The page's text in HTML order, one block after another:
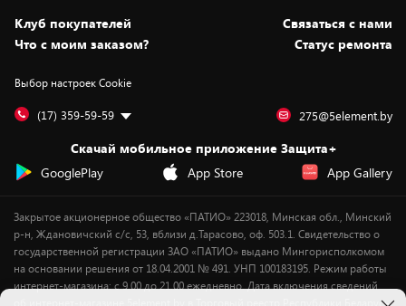
Статьи и обзоры
Вакансии
Дай пять добру!
Безналичный расчёт
Обмен и возврат товара
Обработка персональных данных
Подарочные карты
Установка техники
Для игровых консолей
Для мобильных устройств
Для компьютеров
Сервисные центры
Скидки и промокоды
Белорусские товары
Бонусы
Оплата частями
Новинки
Клуб покупателей
Cвязаться с нами
Что с моим заказом?
Статус ремонта
Выбор настроек Cookie
(17) 359-59-59 275@5element.by
Скачай мобильное приложение Защита+
GooglePlay
App Store App Gallery
Закрытое акционерное общество «ПАТИО» 223018, Минская обл., Минский
р-н, Ждановичский с/с, 53, вблизи д.Тарасово, оф. 503.1. Свидетельство о
государственной регистрации ЗАО «ПАТИО» выдано Мингорисполкомом
на основании решения от 18.04.2001 № 491. УНП 100183195. Режим работы
интернет-магазина: с 9.00 до 21.00 ежедневно. Дата включения сведений
об интернет-магазине 5element.by в Торговый реестр Республики Беларусь